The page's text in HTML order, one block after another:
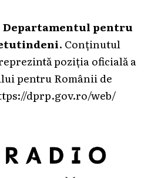
Departamentul pentru
. Conținutul
poziția oficială a
pentru Românii de
dprp.gov.ro/web/